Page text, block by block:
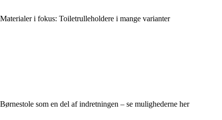
Materialer i fokus: Toiletrulleholdere i mange varianter
Børnestole som en del af indretningen – se mulighederne her